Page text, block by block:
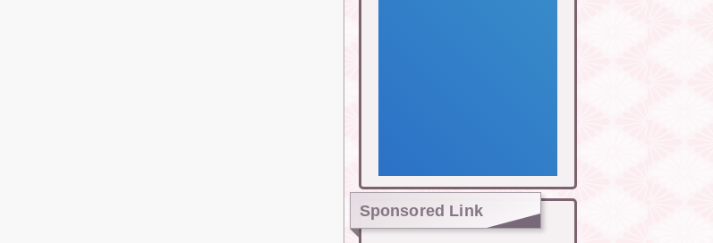
Sponsored Link